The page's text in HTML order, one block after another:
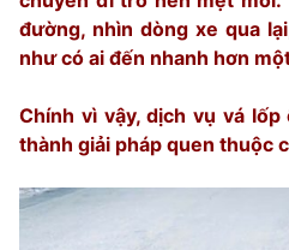
đường, nhìn dòng xe qua
như có ai đến nhanh hơn
Chính vì vậy, dịch vụ vá
thành giải pháp quen thuộc